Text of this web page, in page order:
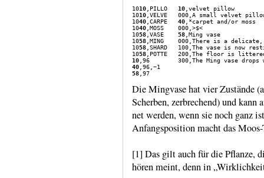
1010 ,PILLO 10 ,velvet pillow
1010 ,VELVE   000,A small velvet
1040 ,CARPE 40 ,*carpet and/or moss
1040 ,MOSS    000,>$<
1058 ,VASE 58 ,Ming vase
1058 ,MING    000,There is a
1058 ,SHARD   100,The vase is now
1058
10
40
58
Die Ming­vase hat vier Zustände
Scherben, zerbre­chend) und kann
net werden, wenn sie noch ganz
Anfangs­posi­tion macht das
[1] Das gilt auch für die Pflanze,
hören meint, denn in